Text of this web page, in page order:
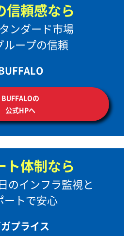
信頼感なら
ンダード市場
ループの信頼
BUFFALOの
公式HPへ
ト体制なら
のインフラ監視と
ートで安心
プライス